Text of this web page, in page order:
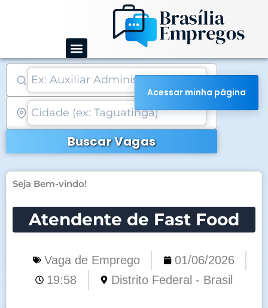
conteúdo
Buscar Vagas
Seja Bem-vindo!
Atendente de Fast Food
Vaga de Emprego
01/06/2026
19:58
Distrito Federal - Brasil
Acessar minha página